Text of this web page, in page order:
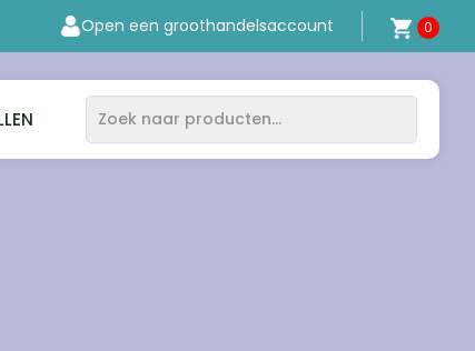
Open een groothandelsaccount 0